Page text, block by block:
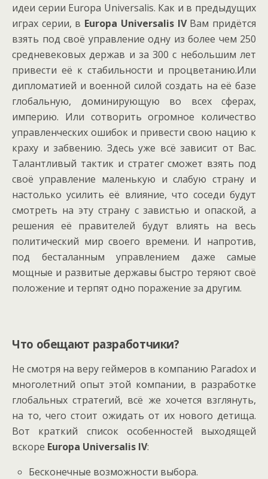
идеи серии Europa Universalis. Как и в предыдущих
играх серии, в Europa Universalis IVВам придётся
взять под своё управление одну из более чем 250
средневековых держав и за 300 с небольшим лет
привести её к стабильности и процветанию.Или
дипломатией и военной силой создать на её базе
глобальную, доминирующую во всех сферах,
империю. Или сотворить огромное количество
управленческих ошибок и привести свою нацию к
краху и забвению. Здесь уже всё зависит от Вас.
Талантливый тактик и стратег сможет взять под
своё управление маленькую и слабую страну и
настолько усилить её влияние, что соседи будут
смотреть на эту страну с завистью и опаской, а
решения её правителей будут влиять на весь
политический мир своего времени. И напротив,
под бесталанным управлением даже самые
мощные и развитые державы быстро теряют своё
положение и терпят одно поражение за другим.
Что обещают разработчики?
Не смотря на веру геймеров в компанию Paradox и
многолетний опыт этой компании, в разработке
глобальных стратегий, всё же хочется взглянуть,
на то, чего стоит ожидать от их нового детища.
Вот краткий список особенностей выходящей
вскоре Europa Universalis IV:
Бесконечные возможности выбора.